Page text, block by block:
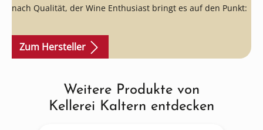
nach Qualität, der Wine Enthusiast bringt es auf den Punkt:
Zum Hersteller
Produktgalerie überspringen
Weitere Produkte von
Kellerei Kaltern entdecken